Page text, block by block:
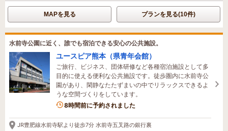
MAPを見る プランを見る(10件)
水前寺公園に近く、誰でも宿泊できる安心の公共施設。
ユースピア熊本（県青年会館）
ご旅行、ビジネス、団体研修など各種宿泊施設として多
目的に使える便利な公共施設です。徒歩圏内に水前寺公
園があり、閑静なたたずまいの中でリラックスできるよ
うな空間づくりをしています。
8時間前に予約されました
JR豊肥線水前寺駅より徒歩7分 水前寺五叉路の銀行裏